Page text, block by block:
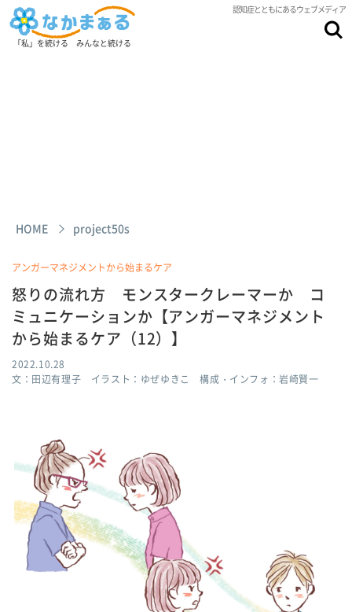
認知症とともにあるウェブメディア
「私」を続ける みんなと続ける
HOME project50s
アンガーマネジメントから始まるケア
怒りの流れ方 モンスタークレーマーか コ
ミュニケーションか【アンガーマネジメント
から始まるケア（12）】
2022.10.28
文：田辺有理子 イラスト：ゆぜゆきこ 構成・インフォ：岩崎賢一